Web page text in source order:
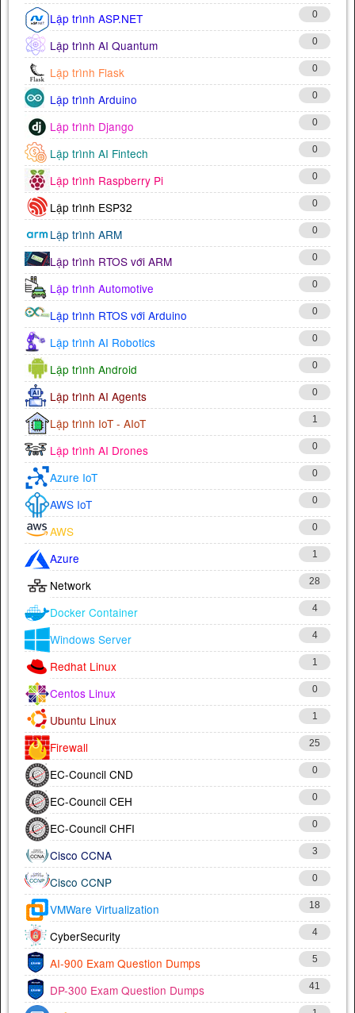
Lập trình ASP.NET 0
Lập trình AI Quantum 0
Lập trình Flask 0
Lập trình Arduino 0
Lập trình Django 0
Lập trình AI Fintech 0
Lập trình Raspberry Pi 0
Lập trình ESP32 0
Lập trình ARM 0
Lập trình RTOS với ARM 0
Lập trình Automotive 0
Lập trình RTOS với Arduino 0
Lập trình AI Robotics 0
Lập trình Android 0
Lập trình AI Agents 0
Lập trình IoT - AIoT 1
Lập trình AI Drones 0
Azure IoT 0
AWS IoT 0
AWS 0
Azure 1
Network 28
Docker Container 4
Windows Server 4
Redhat Linux 1
Centos Linux 0
Ubuntu Linux 1
Firewall 25
EC-Council CND 0
EC-Council CEH 0
EC-Council CHFI 0
Cisco CCNA 3
Cisco CCNP 0
VMWare Virtualization 18
CyberSecurity 4
AI-900 Exam Question Dumps 5
DP-300 Exam Question Dumps 41